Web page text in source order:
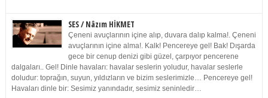
SES / Nâzım HİKMET
Çeneni avuçlarının içine alıp, duvara dalıp kalma!. Çeneni
avuçlarının içine alma!. Kalk! Pencereye gel! Bak! Dışarda
gece bir cenup denizi gibi güzel, çarpıyor pencerene
dalgaları.. Gel! Dinle havaları: havalar seslerin yoludur, havalar seslerle
doludur: toprağın, suyun, yıldızların ve bizim seslerimizle… Pencereye gel!
Havaları dinle bir: Sesimiz yanındadır, sesimiz seninledir…